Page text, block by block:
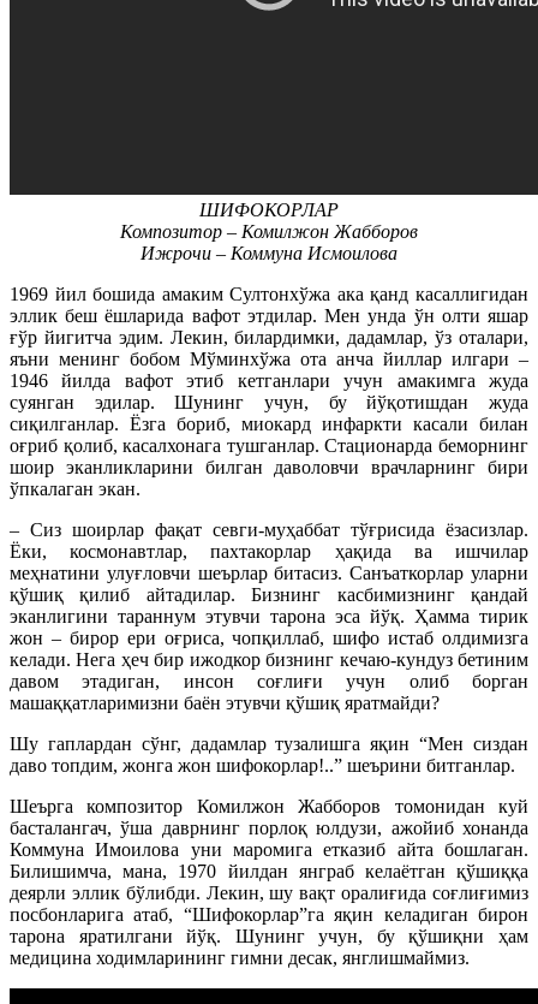
ШИФОКОРЛАР
Композитор – Комилжон Жабборов
Ижрочи – Коммуна Исмоилова
1969 йил бошида амаким Султонхўжа ака қанд касаллигидан
эллик беш ёшларида вафот этдилар. Мен унда ўн олти яшар
ғўр йигитча эдим. Лекин, билардимки, дадамлар, ўз оталари,
яъни менинг бобом Мўминхўжа ота анча йиллар илгари –
1946 йилда вафот этиб кетганлари учун амакимга жуда
суянган эдилар. Шунинг учун, бу йўқотишдан жуда
сиқилганлар. Ёзга бориб, миокард инфаркти касали билан
оғриб қолиб, касалхонага тушганлар. Стационарда беморнинг
шоир эканликларини билган даволовчи врачларнинг бири
ўпкалаган экан.
– Сиз шоирлар фақат севги-муҳаббат тўғрисида ёзасизлар.
Ёки, космонавтлар, пахтакорлар ҳақида ва ишчилар
меҳнатини улуғловчи шеърлар битасиз. Санъаткорлар уларни
қўшиқ қилиб айтадилар. Бизнинг касбимизнинг қандай
эканлигини тараннум этувчи тарона эса йўқ. Ҳамма тирик
жон – бирор ери оғриса, чопқиллаб, шифо истаб олдимизга
келади. Нега ҳеч бир ижодкор бизнинг кечаю-кундуз бетиним
давом этадиган, инсон соғлиғи учун олиб борган
машаққатларимизни баён этувчи қўшиқ яратмайди?
Шу гаплардан сўнг, дадамлар тузалишга яқин “Мен сиздан
даво топдим, жонга жон шифокорлар!..” шеърини битганлар.
Шеърга композитор Комилжон Жабборов томонидан куй
басталангач, ўша даврнинг порлоқ юлдузи, ажойиб хонанда
Коммуна Имоилова уни маромига етказиб айта бошлаган.
Билишимча, мана, 1970 йилдан янграб келаётган қўшиққа
деярли эллик бўлибди. Лекин, шу вақт оралиғида соғлиғимиз
посбонларига атаб, “Шифокорлар”га яқин келадиган бирон
тарона яратилгани йўқ. Шунинг учун, бу қўшиқни ҳам
медицина ходимларининг гимни десак, янглишмаймиз.